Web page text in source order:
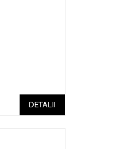
DETALII